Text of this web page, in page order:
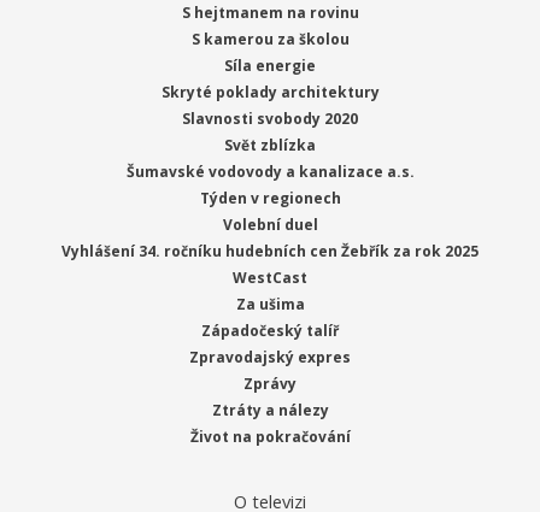
S hejtmanem na rovinu
S kamerou za školou
Síla energie
Skryté poklady architektury
Slavnosti svobody 2020
Svět zblízka
Šumavské vodovody a kanalizace a.s.
Týden v regionech
Volební duel
Vyhlášení 34. ročníku hudebních cen Žebřík za rok 2025
WestCast
Za ušima
Západočeský talíř
Zpravodajský expres
Zprávy
Ztráty a nálezy
Život na pokračování
O televizi